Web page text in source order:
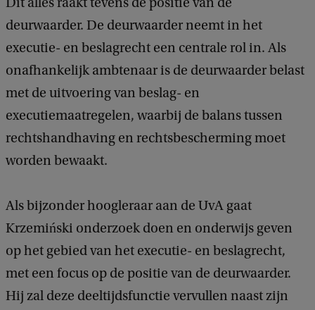
deurwaarder. De deurwaarder neemt in het
executie- en beslagrecht een centrale rol in. Als
onafhankelijk ambtenaar is de deurwaarder belast
met de uitvoering van beslag- en
executiemaatregelen, waarbij de balans tussen
rechtshandhaving en rechtsbescherming moet
worden bewaakt.
Als bijzonder hoogleraar aan de UvA gaat
Krzemiński onderzoek doen en onderwijs geven
op het gebied van het executie- en beslagrecht,
met een focus op de positie van de deurwaarder.
Hij zal deze deeltijdsfunctie vervullen naast zijn